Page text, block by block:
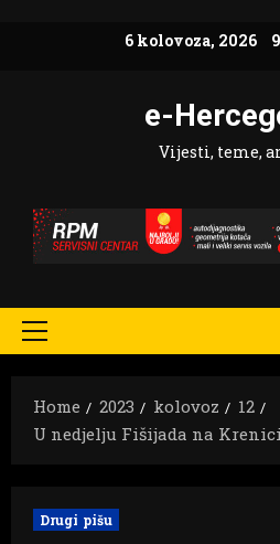
6 kolovoza, 2026
e-
Vijesti, teme,
Primary
Home
2023 kolovoz
12
U nedjelju Fišijada na Krenici
Drugi pišu